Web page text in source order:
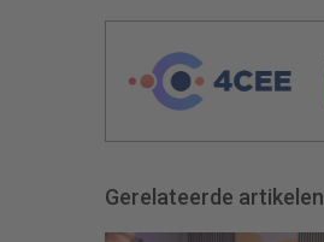
Gerelateerde artikelen